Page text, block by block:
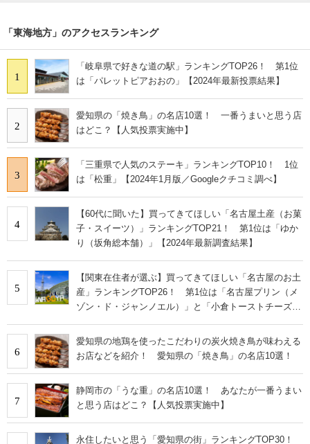
「東海地方」のアクセスランキング
1
「岐阜県で好きな道の駅」ランキングTOP26！ 第1位
は「パレットピアおおの」【2024年最新投票結果】
2
愛知県の「焼き鳥」の名店10選！ 一番うまいと思う店
はどこ？【人気投票実施中】
3
「三重県で人気のステーキ」ランキングTOP10！ 1位
は「松重」【2024年1月版／Googleクチコミ調べ】
4
【60代に聞いた】買ってきてほしい「名古屋土産（お菓
子・スイーツ）」ランキングTOP21！ 第1位は「ゆか
り（坂角総本舗）」【2024年最新調査結果】
5
【関東在住者が選ぶ】買ってきてほしい「名古屋のお土
産」ランキングTOP26！ 第1位は「名古屋プリン（メ
ゾン・ド・ジャンノエル）」と「小倉トーストチーズケ
6
愛知県の地鶏を使ったこだわりの炭火焼き鳥が味わえる
お店などを紹介！ 愛知県の「焼き鳥」の名店10選！
7
静岡市の「うな重」の名店10選！ あなたが一番うまい
と思う店はどこ？【人気投票実施中】
永住したいと思う「愛知県の街」ランキングTOP30！